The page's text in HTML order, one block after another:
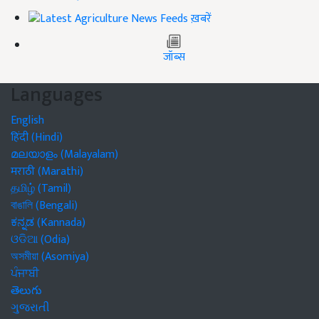
ख़बरें
जॉब्स
Languages
English
हिंदी (Hindi)
മലയാളം (Malayalam)
मराठी (Marathi)
தமிழ் (Tamil)
বাঙালি (Bengali)
ಕನ್ನಡ (Kannada)
ଓଡିଆ (Odia)
অসমীয়া (Asomiya)
ਪੰਜਾਬੀ
తెలుగు
ગુજરાતી